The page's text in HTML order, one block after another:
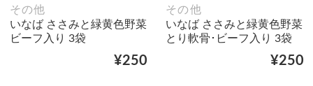
その他
いなば ささみと緑黄色野菜
ビーフ入り 3袋
¥250
その他
いなば ささみと緑黄色野菜
とり軟骨･ビーフ入り 3袋
¥250